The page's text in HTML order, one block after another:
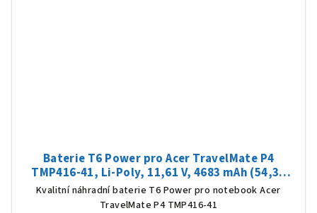
Baterie T6 Power pro Acer TravelMate P4
TMP416-41, Li-Poly, 11,61 V, 4683 mAh (54,36
Wh), černá
Kvalitní náhradní baterie T6 Power pro notebook Acer
TravelMate P4 TMP416-41